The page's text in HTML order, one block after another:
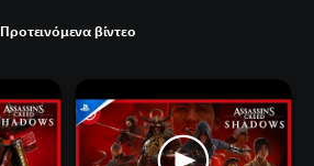
Προτεινόμενα βίντεο